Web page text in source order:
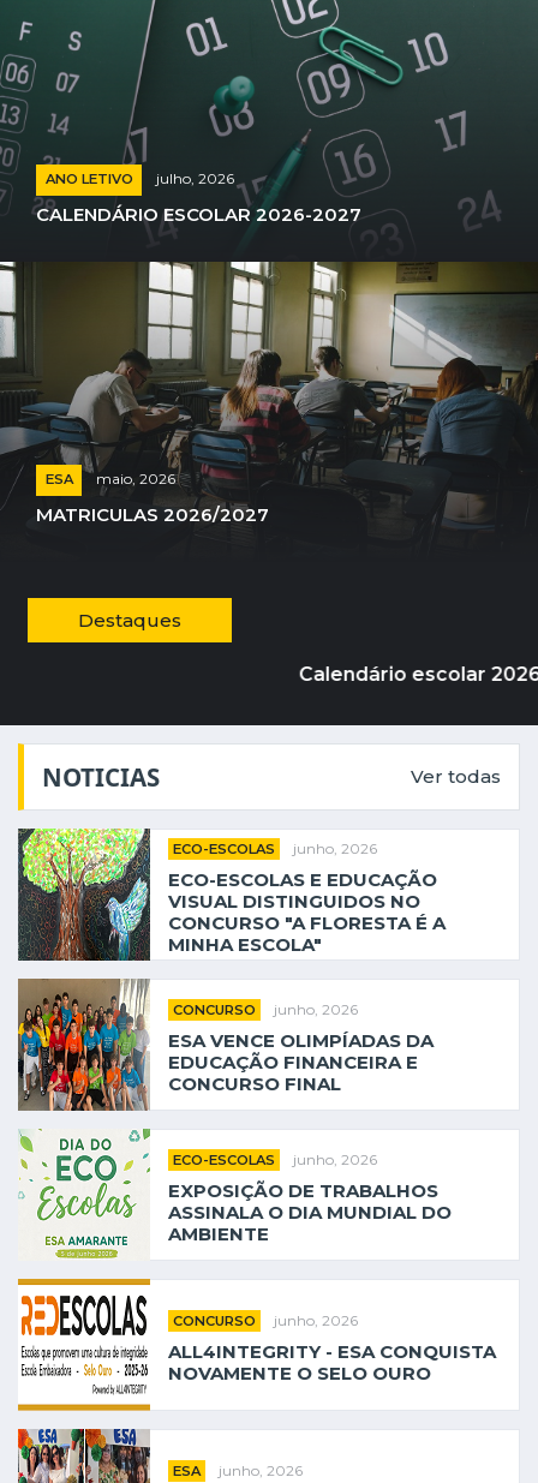
ANO LETIVO julho, 2026
CALENDÁRIO ESCOLAR 2026-2027
ESA maio, 2026
MATRICULAS 2026/2027
Destaques
Calendário escolar 2026-
NOTICIAS Ver todas
ECO-ESCOLAS junho, 2026
ECO-ESCOLAS E EDUCAÇÃO
VISUAL DISTINGUIDOS NO
CONCURSO "A FLORESTA É A
MINHA ESCOLA"
CONCURSO junho, 2026
ESA VENCE OLIMPÍADAS DA
EDUCAÇÃO FINANCEIRA E
CONCURSO FINAL
ECO-ESCOLAS junho, 2026
EXPOSIÇÃO DE TRABALHOS
ASSINALA O DIA MUNDIAL DO
AMBIENTE
CONCURSO junho, 2026
ALL4INTEGRITY - ESA CONQUISTA
NOVAMENTE O SELO OURO
ESA junho, 2026